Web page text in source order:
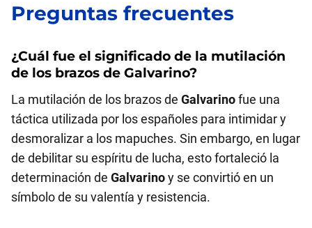
Preguntas frecuentes
¿Cuál fue el significado de la mutilación
de los brazos de Galvarino?
La mutilación de los brazos de Galvarinofue una
táctica utilizada por los españoles para intimidar y
desmoralizar a los mapuches. Sin embargo, en lugar
de debilitar su espíritu de lucha, esto fortaleció la
determinación de Galvarinoy se convirtió en un
símbolo de su valentía y resistencia.